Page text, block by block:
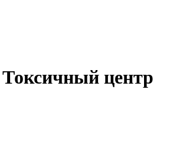
центр